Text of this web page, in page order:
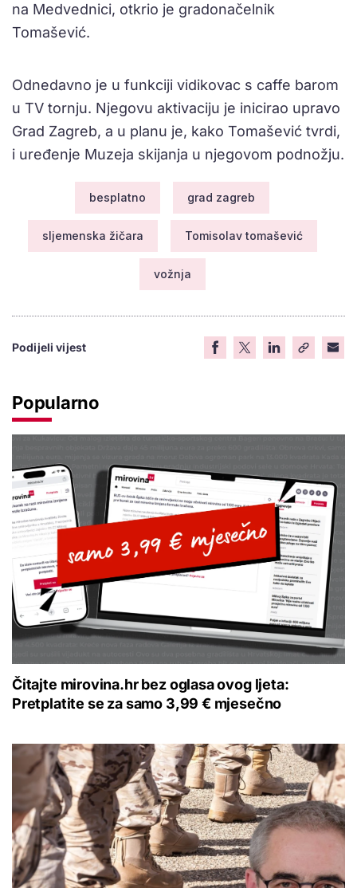
na Medvednici, otkrio je gradonačelnik
Tomašević.
Odnedavno je u funkciji vidikovac s caffe barom
u TV tornju. Njegovu aktivaciju je inicirao upravo
Grad Zagreb, a u planu je, kako Tomašević tvrdi,
i uređenje Muzeja skijanja u njegovom podnožju.
besplatno grad zagreb
sljemenska žičara Tomisolav tomašević
vožnja
Podijeli vijest
Popularno
Čitajte mirovina.hr bez oglasa ovog ljeta:
Pretplatite se za samo 3,99 € mjesečno